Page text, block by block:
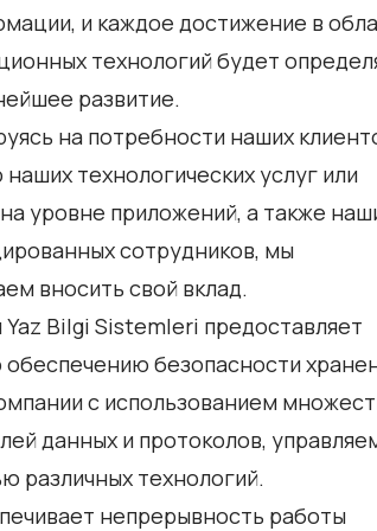
и каждое достижение в
технологий будет
развитие.
на потребности наших
технологических услуг или
уровне приложений, а также
сотрудников, мы
вносить свой вклад.
Yaz Bilgi Sistemleri предоставляет
обеспечению безопасности
с использованием
данных и протоколов,
различных технологий.
непрерывность работы